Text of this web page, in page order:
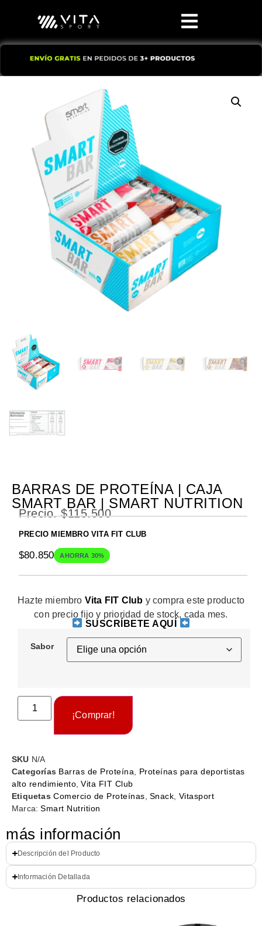
BARRAS DE PROTEÍNA | CAJA
SMART BAR | SMART NUTRITION
Precio.$115.500
PRECIO MIEMBRO VITA FIT CLUB
$80.850 AHORRA 30%
Hazte miembro Vita FIT Club y compra este producto
con precio fijo y prioridad de stock, cada mes.
SUSCRÍBETE AQUÍ
Sabor
¡Comprar!
SKU N/A
Categorías Barras de Proteína
Proteínas para deportistas
alto rendimiento ,Vita FIT Club
Etiquetas Comercio de Proteínas Snack Vitasport
Marca:Smart Nutrition
más información
Descripción del Producto
Información Detallada
Productos relacionados